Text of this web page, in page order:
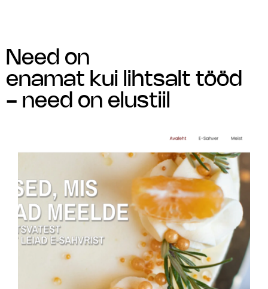
Need on
enamat kui lihtsalt tööd
- need on elustiil